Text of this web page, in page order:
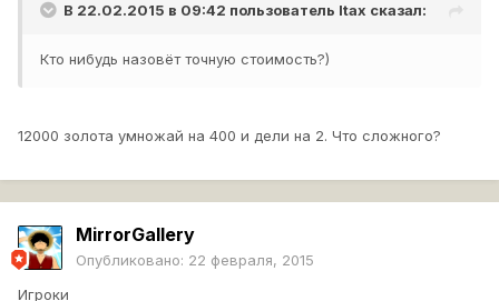
В 22.02.2015 в 09:42 пользователь Itax сказал:
Кто нибудь назовёт точную стоимость?)
12000 золота умножай на 400 и дели на 2. Что сложного?
MirrorGallery
Опубликовано: 22 февраля, 2015
Игроки